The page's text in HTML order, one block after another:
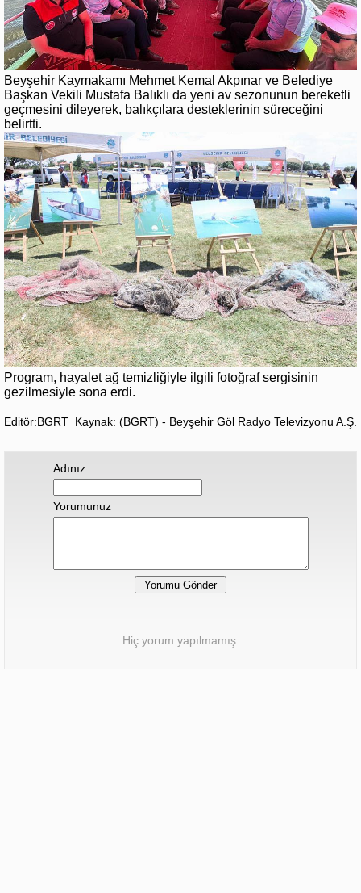
Beyşehir Kaymakamı Mehmet Kemal Akpınar ve Belediye
Başkan Vekili Mustafa Balıklı da yeni av sezonunun bereketli
geçmesini dileyerek, balıkçılara desteklerinin süreceğini
belirtti.
Program, hayalet ağ temizliğiyle ilgili fotoğraf sergisinin
gezilmesiyle sona erdi.
Editör:BGRT Kaynak: (BGRT) - Beyşehir Göl Radyo Televizyonu A.Ş.
Adınız
Yorumunuz
Hiç yorum yapılmamış.